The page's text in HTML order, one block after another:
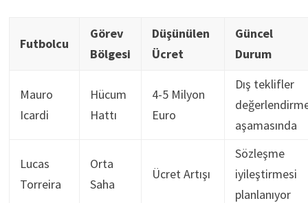
Futbolcu
Görev
Bölgesi
Düşünülen
Ücret
Güncel
Durum
Mauro
Icardi
Hücum
Hattı
4-5 Milyon
Euro
Dış teklifler
aşamasında
Lucas
Torreira
Orta
Saha
Ücret Artışı
Sözleşme
iyileştirmesi
planlanıyor